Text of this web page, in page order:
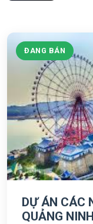
ĐANG BÁN
DỰ ÁN CÁC
QUẢNG NINH